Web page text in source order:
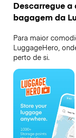
Descarregue
bagagem da
Para maior
LuggageHero,
perto de si.